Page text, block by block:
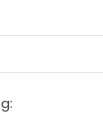
g: